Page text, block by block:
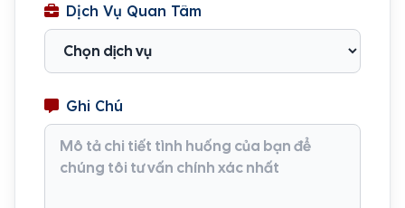
Dịch Vụ Quan Tâm
Ghi Chú